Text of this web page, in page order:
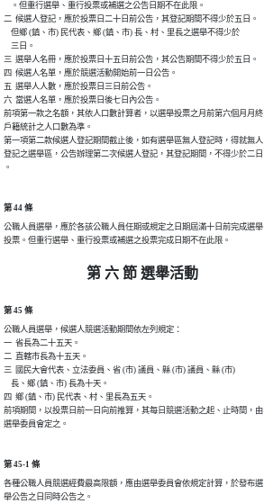
    。但重行選舉、重行投票或補選之公告日期不在此限。
二  候選人登記，應於投票日二十日前公告，其登記期間不得少於五日。
    但鄉 (鎮、市) 民代表、鄉 (鎮、市) 長、村、里長之選舉不得少於
    三日。
三  選舉人名冊，應於投票日十五日前公告，其公告期間不得少於五日。
四  候選人名單，應於競選活動開始前一日公告。
五  選舉人人數，應於投票日三日前公告。
六  當選人名單，應於投票日後七日內公告。
前項第一款之名額，其依人口數計算者，以選舉投票之月前第六個月月終
戶籍統計之人口數為準。
第一項第二款候選人登記期間截止後，如有選舉區無人登記時，得就無人
登記之選舉區，公告辦理第二次候選人登記，其登記期間，不得少於二日
。
第 44 條
公職人員選舉，應於各該公職人員任期或規定之日期屆滿十日前完成選舉
投票。但重行選舉、重行投票或補選之投票完成日期不在此限。
第 六 節 選舉活動
第 45 條
公職人員選舉，候選人競選活動期間依左列規定：
一  省長為二十五天。
二  直轄市長為十五天。
三  國民大會代表、立法委員、省 (市) 議員、縣 (市) 議員、縣 (市)
    長、鄉 (鎮、市) 長為十天。
四  鄉 (鎮、市) 民代表、村、里長為五天。
前項期間，以投票日前一日向前推算，其每日競選活動之起、止時間，由
選舉委員會定之。
第 45-1 條
各種公職人員競選經費最高限額，應由選舉委員會依規定計算，於發布選
舉公告之日同時公告之。